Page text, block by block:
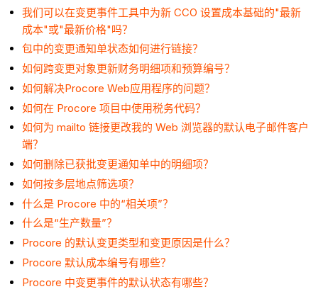
我们可以在变更事件工具中为新 CCO 设置成本基础的"最新
成本"或"最新价格"吗？
包中的变更通知单状态如何进行链接？
如何跨变更对象更新财务明细项和预算编号？
如何解决Procore Web应用程序的问题？
如何在 Procore 项目中使用税务代码？
如何为 mailto 链接更改我的 Web 浏览器的默认电子邮件客户
端？
如何删除已获批变更通知单中的明细项？
如何按多层地点筛选项？
什么是 Procore 中的“相关项”？
什么是“生产数量”？
Procore 的默认变更类型和变更原因是什么？
Procore 默认成本编号有哪些？
Procore 中变更事件的默认状态有哪些？